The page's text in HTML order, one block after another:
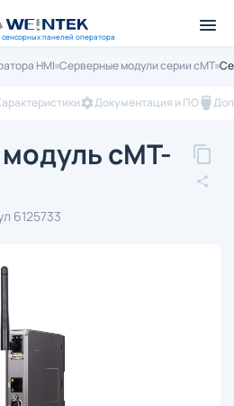
сенсорных панелей оператора
HMI Серверные модули серии cMT
Документация и ПО
cMT-
6125733